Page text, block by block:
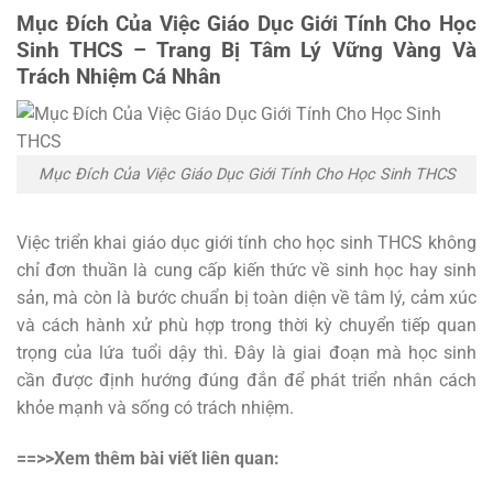
Mục Đích Của Việc Giáo Dục Giới Tính Cho Học
Sinh THCS – Trang Bị Tâm Lý Vững Vàng Và
Trách Nhiệm Cá Nhân
Mục Đích Của Việc Giáo Dục Giới Tính Cho Học Sinh THCS
Việc triển khai giáo dục giới tính cho học sinh THCS không
chỉ đơn thuần là cung cấp kiến thức về sinh học hay sinh
sản, mà còn là bước chuẩn bị toàn diện về tâm lý, cảm xúc
và cách hành xử phù hợp trong thời kỳ chuyển tiếp quan
trọng của lứa tuổi dậy thì. Đây là giai đoạn mà học sinh
cần được định hướng đúng đắn để phát triển nhân cách
khỏe mạnh và sống có trách nhiệm.
==>>Xem thêm bài viết liên quan: